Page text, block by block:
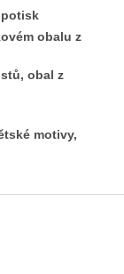
potisk
obalu z
obal z
motivy,